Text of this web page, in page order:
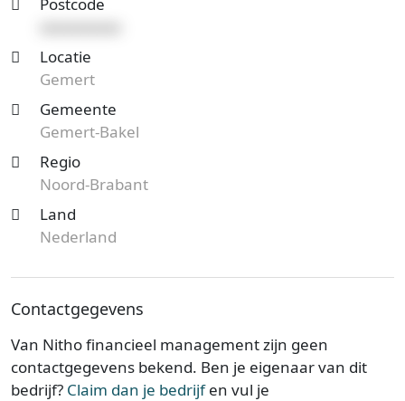
Locatie
Gemert
Gemeente
Gemert-Bakel
Regio
Noord-Brabant
Land
Nederland
Contactgegevens
Van Nitho financieel management zijn geen
contactgegevens bekend. Ben je eigenaar van dit
bedrijf? Claim dan je bedrijfen vul je